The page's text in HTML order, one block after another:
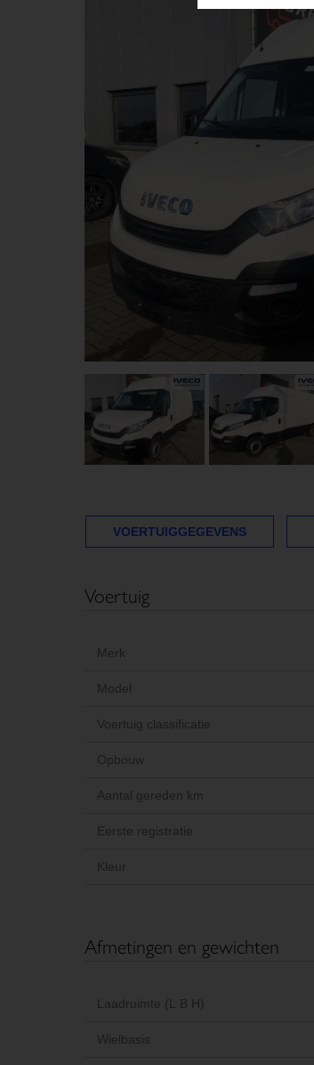
VOERTUIGGEGEVENS
Voertuig
Merk
Model
Voertuig classificatie
Opbouw
Aantal gereden km
Eerste registratie
Kleur
Afmetingen en gewichten
Laadruimte (L B H)
Wielbasis